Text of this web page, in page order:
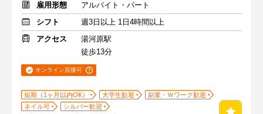
雇用形態
アルバイト・パート
シフト
週3日以上 1日4時間以上
アクセス
湯河原駅
徒歩13分
オンライン面接可
短期（1ヶ月以内OK） 大学生歓迎
副業・Ｗワーク歓迎
ネイル可
シルバー歓迎